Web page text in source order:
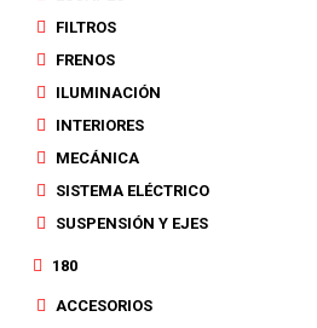
FILTROS
FRENOS
ILUMINACIÓN
INTERIORES
MECÁNICA
SISTEMA ELÉCTRICO
SUSPENSIÓN Y EJES
180
ACCESORIOS